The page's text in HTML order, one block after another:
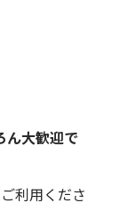
大歓迎で
利用くださ